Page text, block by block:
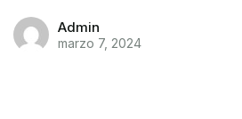
Admin
marzo 7, 2024